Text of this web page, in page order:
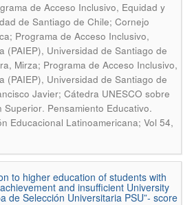
de Acceso Inclusivo, Equidad y
de Santiago de Chile; Cornejo
Programa de Acceso Inclusivo,
(PAIEP), Universidad de Santiago de
Mirza; Programa de Acceso Inclusivo,
(PAIEP), Universidad de Santiago de
Javier; Cátedra UNESCO sobre
Superior. Pensamiento Educativo.
Educacional Latinoamericana; Vol 54,
to higher education of students with
and insufficient University
de Selección Universitaria PSU”- score